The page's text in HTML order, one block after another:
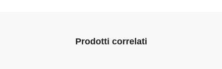
Prodotti correlati